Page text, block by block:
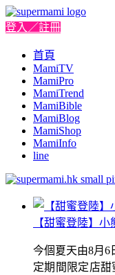
登入／註冊
首頁
MamiTV
MamiPro
MamiTrend
MamiBible
MamiBlog
MamiShop
MamiInfo
line
【甜蜜登陸】
今個夏天由8月6
定期間限定店